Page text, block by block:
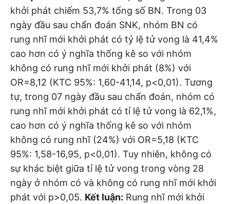
khởi phát chiếm 53,7% tổng số BN. Trong 03
ngày đầu sau chẩn đoán SNK, nhóm BN có
rung nhĩ mới khởi phát có tỷ lệ tử vong là 41,4%
cao hơn có ý nghĩa thống kê so với nhóm
không có rung nhĩ mới khởi phát (8%) với
OR=8,12 (KTC 95%: 1,60-41,14, p<0,01). Tương
tự, trong 07 ngày đầu sau chẩn đoán, nhóm có
rung nhĩ mới khởi phát có tỉ lệ tử vong là 62,1%,
cao hơn có ý nghĩa thống kê so với nhóm
không có rung nhĩ (24%) với OR=5,18 (KTC
95%: 1,58-16,95, p<0,01). Tuy nhiên, không có
sự khác biệt giữa tỉ lệ tử vong trong vòng 28
ngày ở nhóm có và không có rung nhĩ mới khởi
phát với p>0,05. Kết luận: Rung nhĩ mới khởi